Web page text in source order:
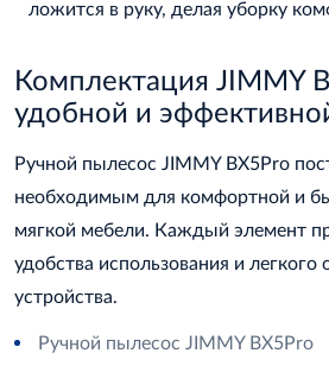
ложится в руку, делая уборку
Комплектация JIMMY
удобной и
Ручной пылесос JIMMY BX5Pro
необходимым для комфортной и
мягкой мебели. Каждый элемент
удобства использования и легкого
устройства.
Ручной пылесос JIMMY BX5Pro